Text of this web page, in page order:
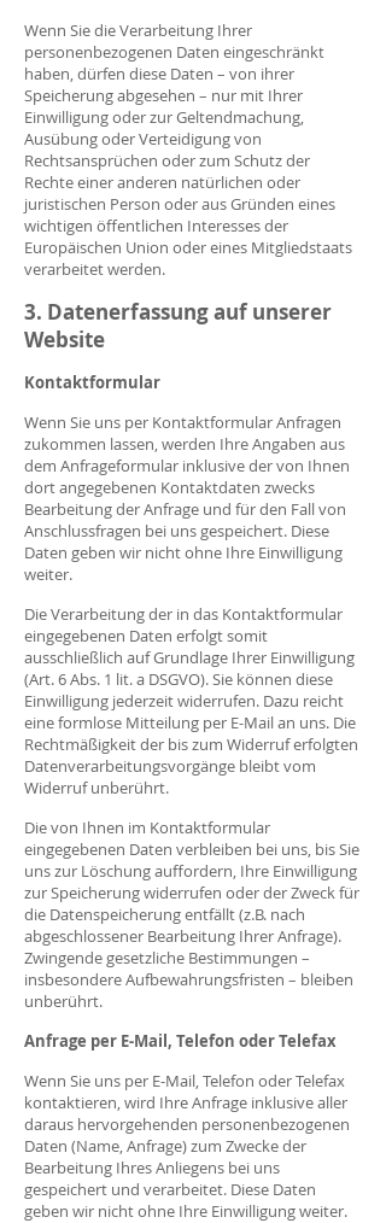
Wenn Sie die Verarbeitung Ihrer
personenbezogenen Daten eingeschränkt
haben, dürfen diese Daten – von ihrer
Speicherung abgesehen – nur mit Ihrer
Einwilligung oder zur Geltendmachung,
Ausübung oder Verteidigung von
Rechtsansprüchen oder zum Schutz der
Rechte einer anderen natürlichen oder
juristischen Person oder aus Gründen eines
wichtigen öffentlichen Interesses der
Europäischen Union oder eines Mitgliedstaats
verarbeitet werden.
3. Datenerfassung auf unserer
Website
Kontaktformular
Wenn Sie uns per Kontaktformular Anfragen
zukommen lassen, werden Ihre Angaben aus
dem Anfrageformular inklusive der von Ihnen
dort angegebenen Kontaktdaten zwecks
Bearbeitung der Anfrage und für den Fall von
Anschlussfragen bei uns gespeichert. Diese
Daten geben wir nicht ohne Ihre Einwilligung
weiter.
Die Verarbeitung der in das Kontaktformular
eingegebenen Daten erfolgt somit
ausschließlich auf Grundlage Ihrer Einwilligung
(Art. 6 Abs. 1 lit. a DSGVO). Sie können diese
Einwilligung jederzeit widerrufen. Dazu reicht
eine formlose Mitteilung per E-Mail an uns. Die
Rechtmäßigkeit der bis zum Widerruf erfolgten
Datenverarbeitungsvorgänge bleibt vom
Widerruf unberührt.
Die von Ihnen im Kontaktformular
eingegebenen Daten verbleiben bei uns, bis Sie
uns zur Löschung auffordern, Ihre Einwilligung
zur Speicherung widerrufen oder der Zweck für
die Datenspeicherung entfällt (z.B. nach
abgeschlossener Bearbeitung Ihrer Anfrage).
Zwingende gesetzliche Bestimmungen –
insbesondere Aufbewahrungsfristen – bleiben
unberührt.
Anfrage per E-Mail, Telefon oder Telefax
Wenn Sie uns per E-Mail, Telefon oder Telefax
kontaktieren, wird Ihre Anfrage inklusive aller
daraus hervorgehenden personenbezogenen
Daten (Name, Anfrage) zum Zwecke der
Bearbeitung Ihres Anliegens bei uns
gespeichert und verarbeitet. Diese Daten
geben wir nicht ohne Ihre Einwilligung weiter.